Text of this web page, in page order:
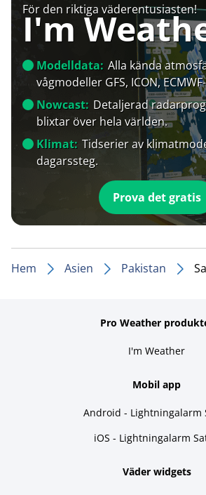
För den riktiga väderentusiasten!
I'm
Modelldata: Alla kända
vågmodeller GFS, ICON,
Nowcast: Detaljerad
blixtar över hela världen.
Klimat: Tidserier av
dagarssteg.
Prova det gratis
Hem Asien Pakistan
Pro Weather
I'm Weather
Mobil app
Android - Lightningalarm
iOS - Lightningalarm
Väder widgets